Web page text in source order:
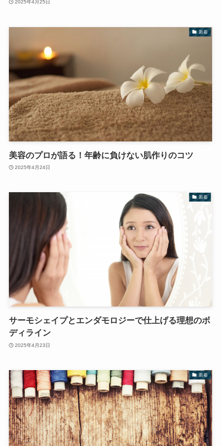
2025年4月25日
新着
美容のプロが語る！年齢に負けない肌作りのコツ
2025年4月24日
新着
サーモシェイプとエンダモロジーで仕上げる理想のボ
ディライン
2025年4月23日
新着